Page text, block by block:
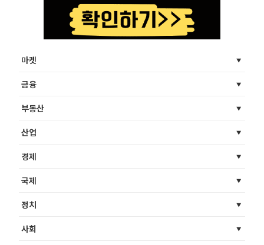
마켓
금융
부동산
산업
경제
국제
정치
사회